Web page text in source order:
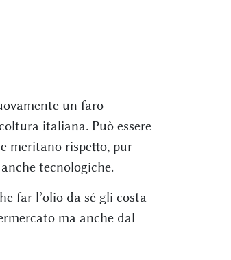
un faro
italiana. Può essere
meritano rispetto, pur
tecnologiche.
far l’olio da sé gli costa
ma anche dal